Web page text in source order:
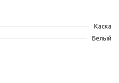
Каска
Белый